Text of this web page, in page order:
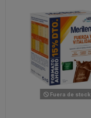
Fuera de stock